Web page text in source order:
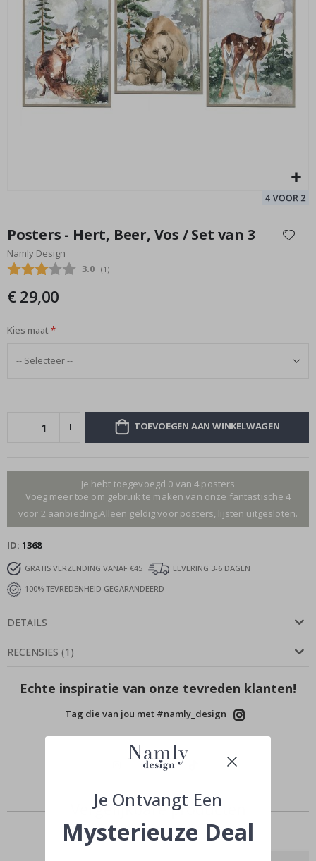
Muursticker - Bosdieren en vrienden
Special
Price
39,00 €
het
begin
van
afbeeldingen-
Posters - Hert, Beer, Vos / Set van 3
Namly Design
Gemiddelde beoordeling:
3.0 (aantal stemmen:
1 )
€ 29,00
Kies maat
TOEVOEGEN AAN WINKELWAGEN
Je hebt toegevoegd 0 van 4 posters
Voeg meer toe om gebruik te maken van onze fantastische 4
voor 2 aanbieding.Alleen geldig voor posters, lijsten uitgesloten.
ID 1368
GRATIS VERZENDING VANAF €45
LEVERING 3-6 DAGEN
100% TEVREDENHEID GEGARANDEERD
DETAILS
RECENSIES (1 )
Echte inspiratie van onze tevreden klanten!
Tag die van jou met #namly_design
Vergelijkbare producten
Je Ontvangt Een
Mysterieuze Deal